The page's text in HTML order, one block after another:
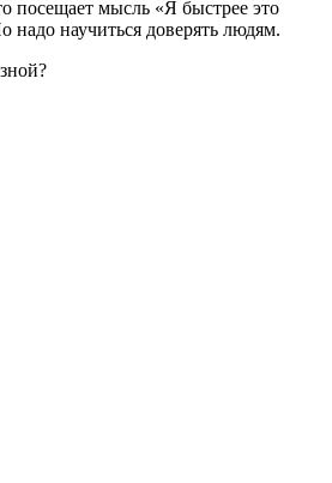
посещает мысль «Я быстрее это
надо научиться доверять людям.